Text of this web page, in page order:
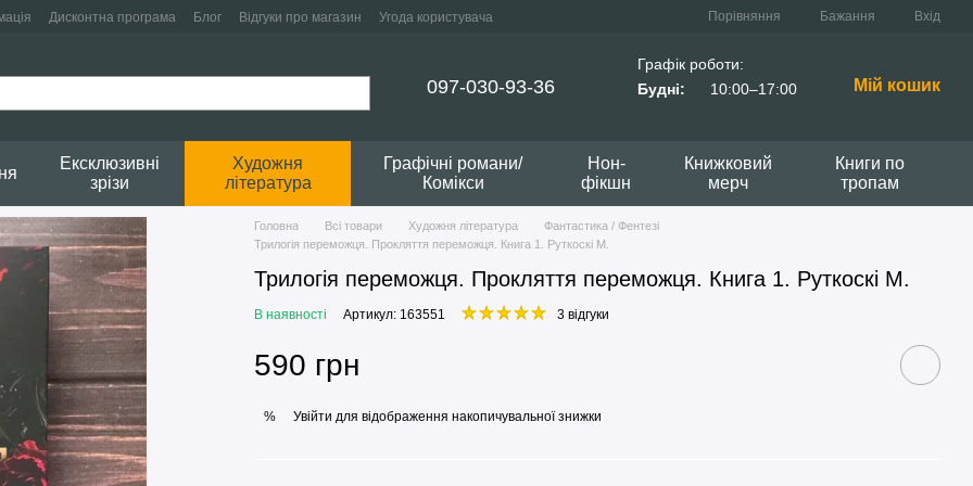
Дисконтна програма Блог Відгуки про магазин
Угода користувача
Порівняння Бажання Вхід
097-030-93-36
Графік роботи:
Будні:
10:00–17:00 Мій кошик
Ексклюзивні
зрізи
Художня
література
Графічні романи/
Комікси
Нон-
фікшн
Книжковий
мерч
Книги по
тропам
Головна Всі товари Художня література
Фантастика / Фентезі
Трилогія переможця. Прокляття переможця. Книга 1. Руткоскі М.
Трилогія переможця. Прокляття переможця. Книга 1. Руткоскі М.
В наявності Артикул: 163551 3 відгуки
590 грн
% Увійти для відображення накопичувальної знижки